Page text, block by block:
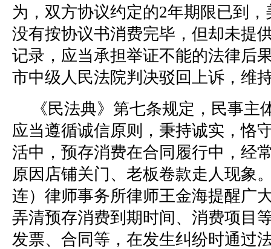
为，双方协议约定的2年期限已到
没有按协议书消费完毕，但却未提
记录，应当承担举证不能的法律后
市中级人民法院判决驳回上诉，维
《民法典》第七条规定，民事主
应当遵循诚信原则，秉持诚实，恪
活中，预存消费在合同履行中，经
原因店铺关门、老板卷款走人现象
连）律师事务所律师王金海提醒广
弄清预存消费到期时间、消费项目
发票、合同等，在发生纠纷时通过